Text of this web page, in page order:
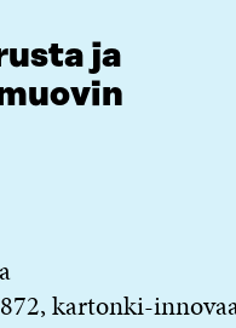
ja
kartonki-